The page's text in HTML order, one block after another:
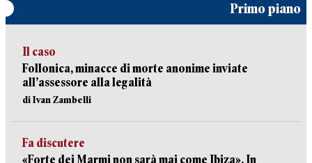
Primo piano
Il caso
Follonica, minacce di morte anonime inviate
all’assessore alla legalità
di Ivan Zambelli
Fa discutere
«Forte dei Marmi non sarà mai come Ibiza». In